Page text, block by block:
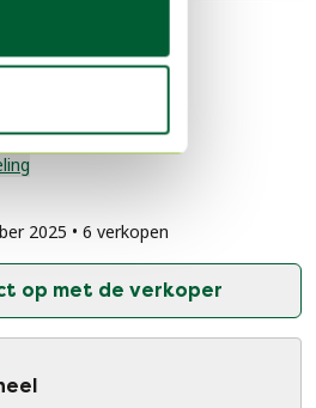
2025 • 6 verkopen
op met de verkoper